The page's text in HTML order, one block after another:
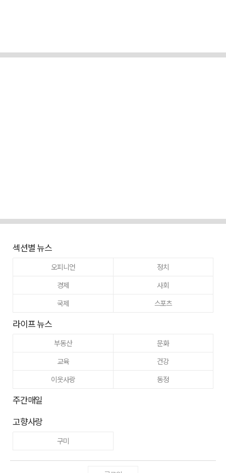
섹션별 뉴스
오피니언
정치
경제
사회
국제
스포츠
라이프 뉴스
부동산
문화
교육
건강
이웃사랑
동정
주간매일
고향사랑
구미